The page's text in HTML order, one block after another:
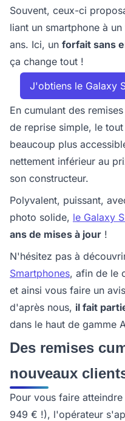
Souvent, ceux-ci
liant un smartphone à
ans. Ici, un forfait sans
ça change tout !
J'obtiens le Galaxy
En cumulant des
de reprise simple, le
beaucoup plus
nettement inférieur au
son constructeur.
Polyvalent, puissant,
photo solide, le Galaxy
ans de mises à jour !
N'hésitez pas à
Smartphones, afin de le
et ainsi vous faire un
d'après nous, il fait
dans le haut de gamme
Des remises
nouveaux
Pour vous faire
949 € !), l'opérateur